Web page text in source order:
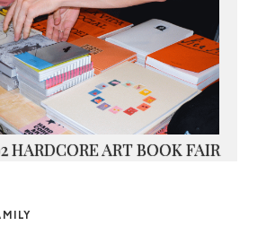
HARDCORE ART BOOK FAIR